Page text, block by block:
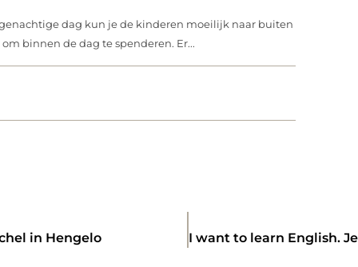
dag kun je de kinderen moeilijk naar buiten
binnen de dag te spenderen. Er...
in Hengelo